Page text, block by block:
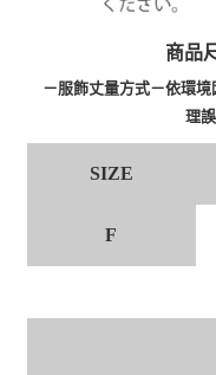
商品
－服飾丈量方式－依環
理
SIZE
F